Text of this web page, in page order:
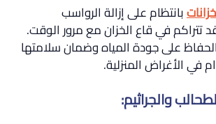
بانتظام على إزالة الرواسب
تتراكم في قاع الخزان مع مرور الوقت.
على جودة المياه وضمان سلامتها
في الأغراض المنزلية.